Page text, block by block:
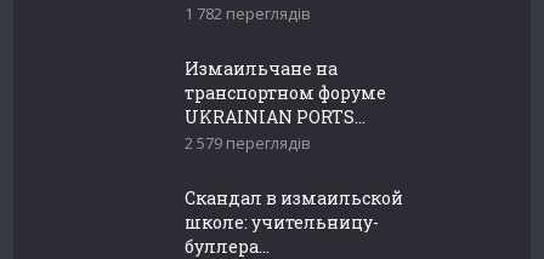
1 782 переглядів
Измаильчане на
транспортном форуме
UKRAINIAN PORTS...
2 579 переглядів
Скандал в измаильской
школе: учительницу-
буллера...